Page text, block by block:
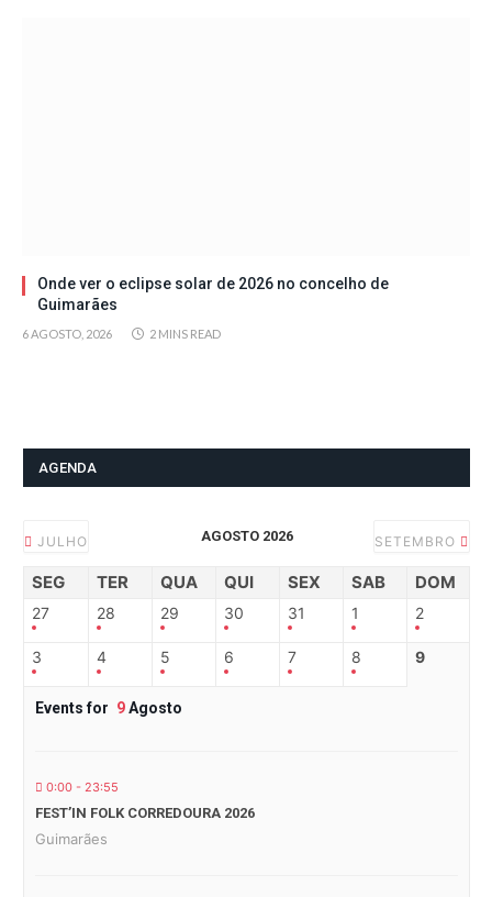
Onde ver o eclipse solar de 2026 no concelho de
Guimarães
6 AGOSTO, 2026 2 MINS READ
AGENDA
JULHO AGOSTO 2026 SETEMBRO
SEG TER QUA QUI SEX SAB DOM
27 28 29 30 31 1 2
3 4 5 6 7 8 9
Events for 9Agosto
0:00 - 23:55
FEST’IN FOLK CORREDOURA 2026
Guimarães